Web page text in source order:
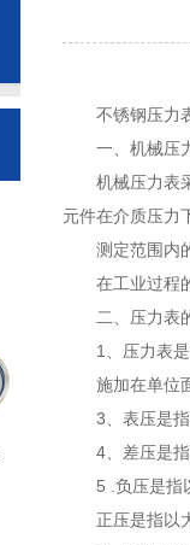
不锈钢压力
一、机械压
机械压力表
元件在介质压力
测定范围内
在工业过程
二、压力表
1、压力表
施加在单位
3、表压是
4、差压是
5 .负压是指
正压是指以